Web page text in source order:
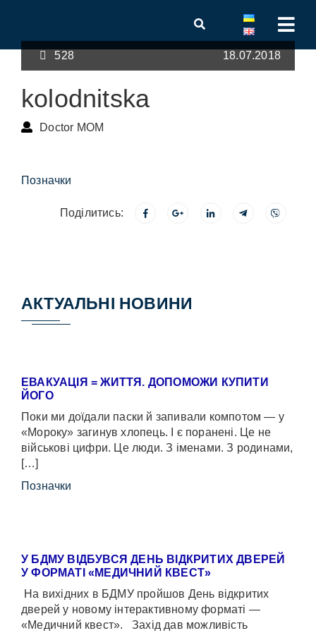
528 18.07.2018
kolodnitska
Doctor MOM
Позначки
Поділитись:
АКТУАЛЬНІ НОВИНИ
ЕВАКУАЦІЯ = ЖИТТЯ. ДОПОМОЖИ КУПИТИ
ЙОГО
Поки ми доїдали паски й запивали компотом — у
«Мороку» загинув хлопець. І є поранені. Це не
військові цифри. Це люди. З іменами. З родинами,
[…]
Позначки
У БДМУ ВІДБУВСЯ ДЕНЬ ВІДКРИТИХ ДВЕРЕЙ
У ФОРМАТІ «МЕДИЧНИЙ КВЕСТ»
На вихідних в БДМУ пройшов День відкритих
дверей у новому інтерактивному форматі —
«Медичний квест». Захід дав можливість